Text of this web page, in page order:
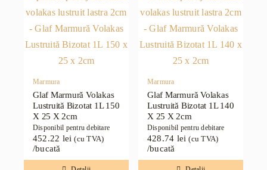
Marmura
Glaf Marmură Volakas
Lustruită Bizotat 1L 150
X 25 X 2cm
Disponibil pentru debitare
452.22 lei (cu TVA)
/bucată
Marmura
Glaf Marmură Volakas
Lustruită Bizotat 1L 140
X 25 X 2cm
Disponibil pentru debitare
428.74 lei (cu TVA)
/bucată